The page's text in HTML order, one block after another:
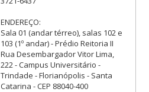
ENDEREÇO:
Sala 01 (andar térreo), salas 102 e
103 (1º andar) - Prédio Reitoria II
Rua Desembargador Vitor Lima,
222 - Campus Universitário -
Trindade - Florianópolis - Santa
Catarina - CEP 88040-400